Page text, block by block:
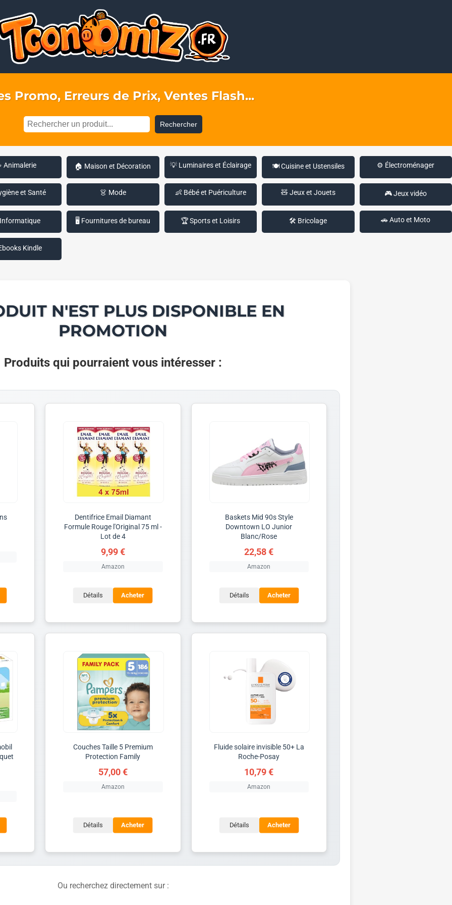
Promo, Erreurs de Prix, Ventes Flash...
Rechercher
Animalerie 🏠 Maison et Décoration 💡 Luminaires et Éclairage 🍽️ Cuisine et Ustensiles ⚙️ Électroménager
et Santé 👗 Mode 👶 Bébé et Puériculture 🧸 Jeux et Jouets 🎮 Jeux vidéo
🖥️ Fournitures de bureau 🏆 Sports et Loisirs 🛠️ Bricolage 🚗 Auto et Moto
Kindle
N'EST PLUS DISPONIBLE EN
PROMOTION
Produits qui pourraient vous intéresser :
Dentifrice Email Diamant
Formule Rouge l'Original 75 ml -
Lot de 4
9,99 €
Amazon
Détails Acheter
Baskets Mid 90s Style
Downtown LO Junior
Blanc/Rose
22,58 €
Amazon
Détails Acheter
Couches Taille 5 Premium
Protection Family
57,00 €
Amazon
Détails Acheter
Fluide solaire invisible 50+ La
Roche-Posay
10,79 €
Amazon
Détails Acheter
Ou recherchez directement sur :